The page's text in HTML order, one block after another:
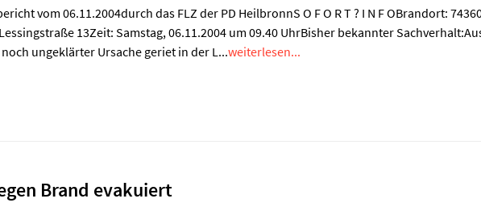
vom 06.11.2004durch das FLZ der PD HeilbronnS O F O R T ? I N F OBrandort:
13Zeit: Samstag, 06.11.2004 um 09.40 UhrBisher bekannter
ungeklärter Ursache geriet in der L...weiterlesen...
Brand evakuiert